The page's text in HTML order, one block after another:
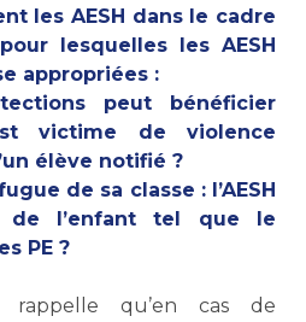
les AESH dans le cadre
lesquelles les AESH
appropriées :
peut bénéficier
victime de violence
élève notifié ?
de sa classe : l’AESH
de l’enfant tel que le
PE ?
rappelle qu’en cas de